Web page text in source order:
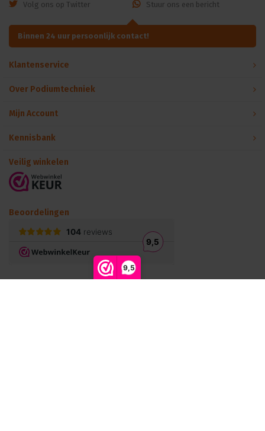
9,5
Volg ons op Twitter
Stuur ons een bericht
Binnen 24 uur persoonlijk contact!
Klantenservice
Over Podiumtechniek
Mijn Account
Kennisbank
Veilig winkelen
Beoordelingen